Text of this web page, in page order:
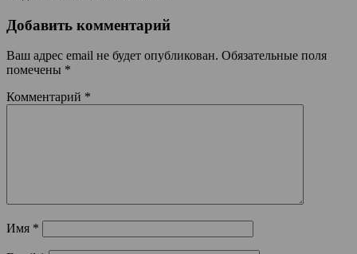
Добавить комментарий
Ваш адрес email не будет опубликован. Обязательные поля
помечены *
Комментарий *
Имя *